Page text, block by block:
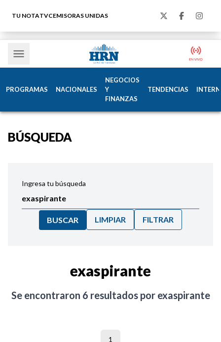
TU NOTATVCEMISORAS UNIDAS
PROGRAMAS NACIONALES
NEGOCIOS
Y
FINANZAS
TENDENCIAS
BÚSQUEDA
Ingresa tu búsqueda
BUSCAR LIMPIAR FILTRAR
exaspirante
Se encontraron 6 resultados por exaspirante
1